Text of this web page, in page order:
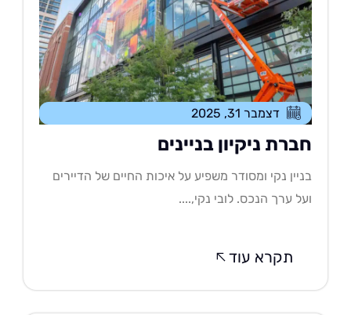
דצמבר 31, 2025
ניקיון בניינים
נקי ומסודר משפיע על איכות החיים של הדיירים
ערך הנכס. לובי נקי,....
תקרא עוד